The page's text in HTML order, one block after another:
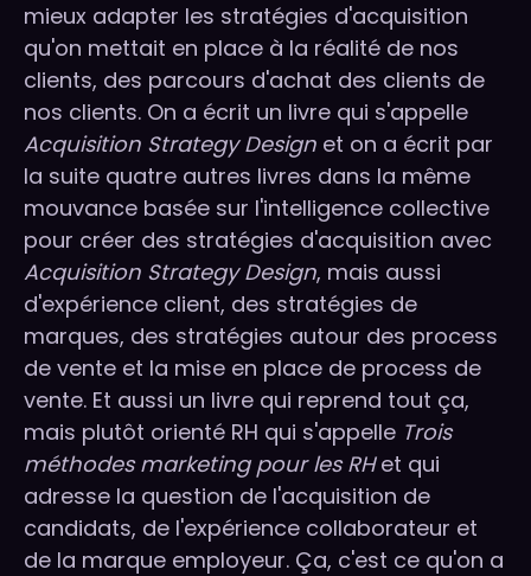
mieux adapter les stratégies d'acquisition
qu'on mettait en place à la réalité de nos
clients, des parcours d'achat des clients de
nos clients. On a écrit un livre qui s'appelle
Acquisition Strategy Design et on a écrit par
la suite quatre autres livres dans la même
mouvance basée sur l'intelligence collective
pour créer des stratégies d'acquisition avec
Acquisition Strategy Design, mais aussi
d'expérience client, des stratégies de
marques, des stratégies autour des process
de vente et la mise en place de process de
vente. Et aussi un livre qui reprend tout ça,
mais plutôt orienté RH qui s'appelle Trois
méthodes marketing pour les RHet qui
adresse la question de l'acquisition de
candidats, de l'expérience collaborateur et
de la marque employeur. Ça, c'est ce qu'on a